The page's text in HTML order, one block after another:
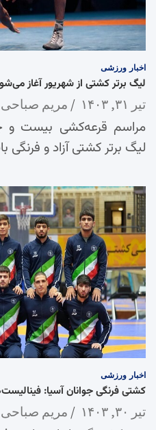
اخبار ورزشی
لیگ برتر کشتی از شهریور آغاز می‌شود؛
تیر ۳۱, ۱۴۰۳ مریم صباحی
مراسم قرعه‌کشی بیست و
لیگ برتر کشتی آزاد و
اخبار ورزشی
کشتی فرنگی جوانان آسیا:
تیر ۳۰, ۱۴۰۳ مریم صباحی